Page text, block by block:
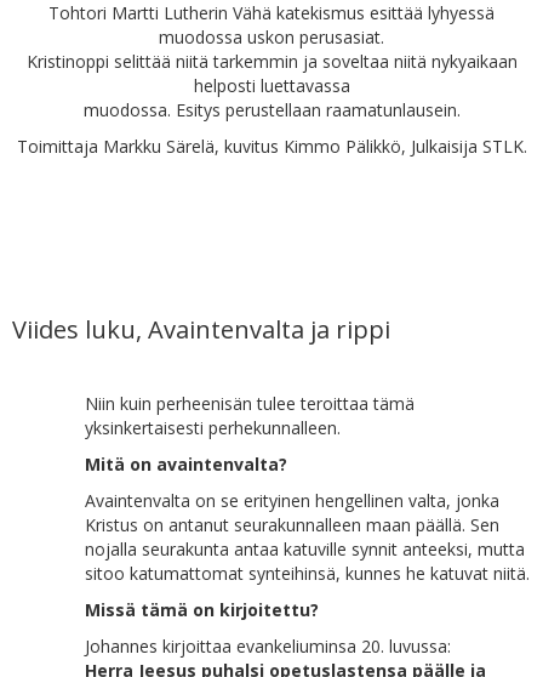
Tohtori Martti Lutherin Vähä katekismus esittää lyhyessä
muodossa uskon perusasiat.
Kristinoppi selittää niitä tarkemmin ja soveltaa niitä nykyaikaan
helposti luettavassa
muodossa. Esitys perustellaan raamatunlausein.
Toimittaja Markku Särelä, kuvitus Kimmo Pälikkö, Julkaisija STLK.
Viides luku, Avaintenvalta ja rippi
Niin kuin perheenisän tulee teroittaa tämä
yksinkertaisesti perhekunnalleen.
Mitä on avaintenvalta?
Avaintenvalta on se erityinen hengellinen valta, jonka
Kristus on antanut seurakunnalleen maan päällä. Sen
nojalla seurakunta antaa katuville synnit anteeksi, mutta
sitoo katumattomat synteihinsä, kunnes he katuvat niitä.
Missä tämä on kirjoitettu?
Johannes kirjoittaa evankeliuminsa 20. luvussa:
Herra Jeesus puhalsi opetuslastensa päälle ja